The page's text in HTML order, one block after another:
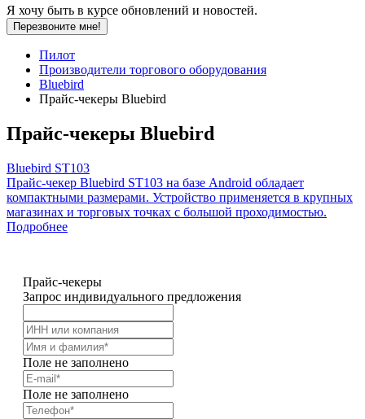
Я хочу быть в курсе обновлений и новостей.
Перезвоните мне!
Пилот
Производители торгового оборудования
Bluebird
Прайс-чекеры Bluebird
Прайс-чекеры Bluebird
Bluebird ST103
Прайс-чекер Bluebird ST103 на базе Android обладает
компактными размерами. Устройство применяется в крупных
магазинах и торговых точках с большой проходимостью.
Подробнее
Прайс-чекеры
Запрос индивидуального предложения
Поле не заполнено
Поле не заполнено